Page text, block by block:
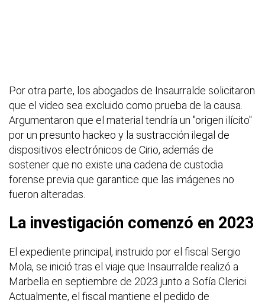
Por otra parte, los abogados de Insaurralde solicitaron
que el video sea excluido como prueba de la causa.
Argumentaron que el material tendría un "origen ilícito"
por un presunto hackeo y la sustracción ilegal de
dispositivos electrónicos de Cirio, además de
sostener que no existe una cadena de custodia
forense previa que garantice que las imágenes no
fueron alteradas.
La investigación comenzó en 2023
El expediente principal, instruido por el fiscal Sergio
Mola, se inició tras el viaje que Insaurralde realizó a
Marbella en septiembre de 2023 junto a Sofía Clerici.
Actualmente, el fiscal mantiene el pedido de